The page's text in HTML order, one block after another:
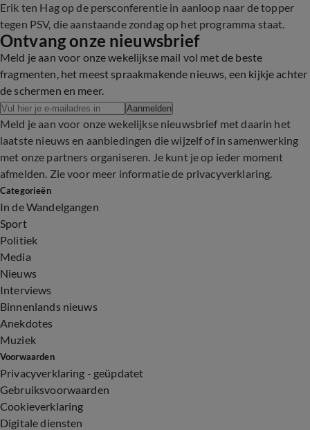
Erik ten Hag op de persconferentie in aanloop naar de topper
tegen PSV, die aanstaande zondag op het programma staat.
Ontvang onze nieuwsbrief
Meld je aan voor onze wekelijkse mail vol met de beste
fragmenten, het meest spraakmakende nieuws, een kijkje achter
de schermen en meer.
Aanmelden
Meld je aan voor onze wekelijkse nieuwsbrief met daarin het
laatste nieuws en aanbiedingen die wijzelf of in samenwerking
met onze partners organiseren. Je kunt je op ieder moment
afmelden. Zie voor meer informatie de privacyverklaring.
Categorieën
In de Wandelgangen
Sport
Politiek
Media
Nieuws
Interviews
Binnenlands nieuws
Anekdotes
Muziek
Voorwaarden
Privacyverklaring - geüpdatet
Gebruiksvoorwaarden
Cookieverklaring
Digitale diensten